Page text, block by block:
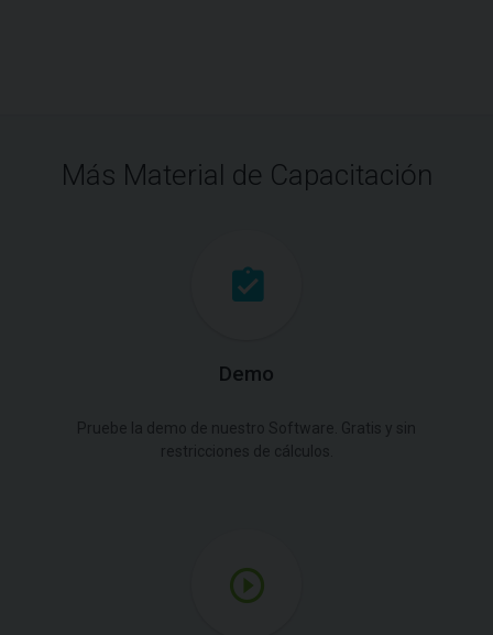
Más Material de Capacitación
Demo
Pruebe la demo de nuestro Software. Gratis y sin
restricciones de cálculos.